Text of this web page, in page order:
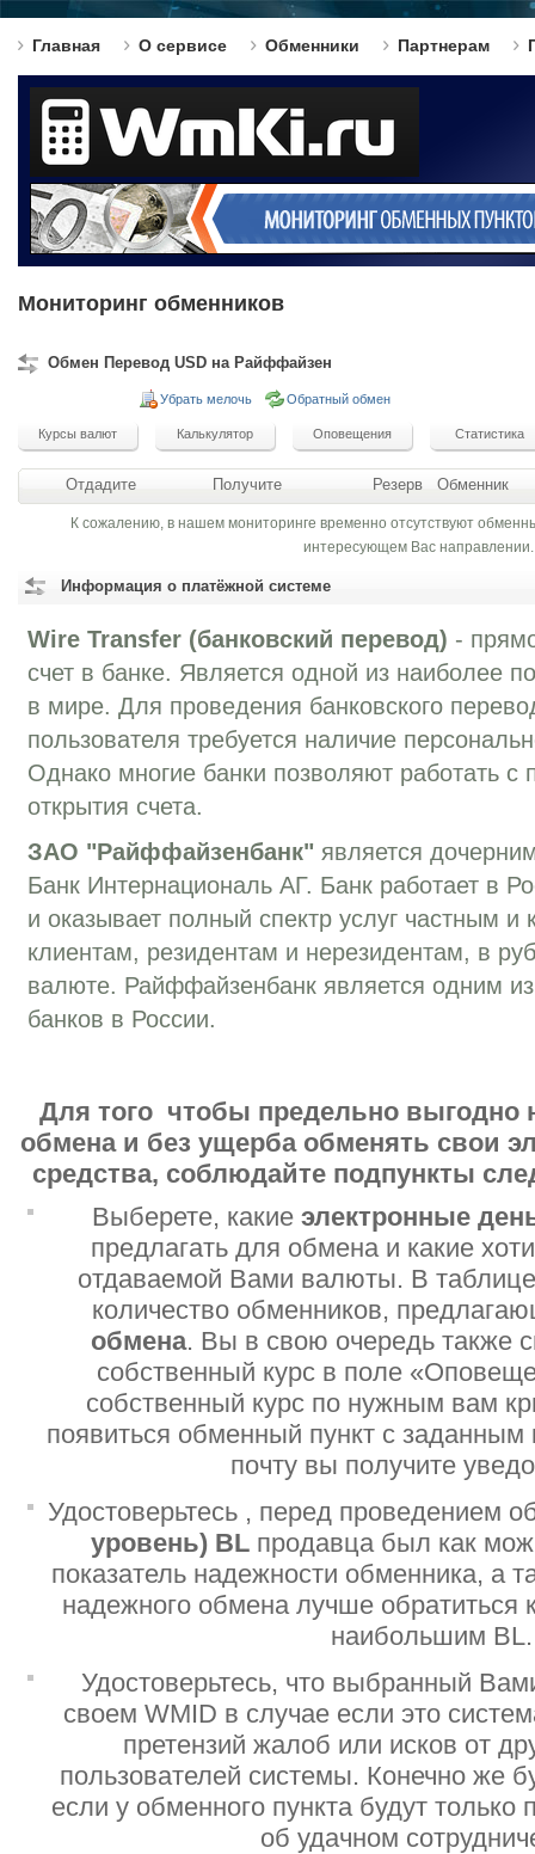
Главная О сервисе Обменники Партнерам
Мониторинг обменников
Обмен Перевод USD на Райффайзен
Убрать мелочь Обратный обмен
Отдадите Получите Резерв Обменник
К сожалению, в нашем мониторинге временно отсутствуют
интересующем Вас направлении.
Информация о платёжной системе
Wire Transfer (банковский перевод) -
счет в банке. Является одной из наиболее
в мире. Для проведения банковского
пользователя требуется наличие
Однако многие банки позволяют работать с
открытия счета.
ЗАО "Райффайзенбанк" является
Банк Интернациональ АГ. Банк работает в
и оказывает полный спектр услуг частным и
клиентам, резидентам и нерезидентам, в
валюте. Райффайзенбанк является одним
банков в России.
Для того чтобы предельно выгодно
обмена и без ущерба обменять свои
средства, соблюдайте подпункты
Выберете, какие электронные
предлагать для обмена и какие
отдаваемой Вами валюты. В таблице
количество обменников,
обмена. Вы в свою очередь также
собственный курс в поле
собственный курс по нужным вам
появиться обменный пункт с заданным
почту вы получите
Удостоверьтесь , перед проведением
уровень) BL продавца был как
показатель надежности обменника, а
надежного обмена лучше
наибольшим BL.
Удостоверьтесь, что выбранный
своем WMID в случае если это
претензий жалоб или исков от
пользователей системы. Конечно же
если у обменного пункта будут
об удачном